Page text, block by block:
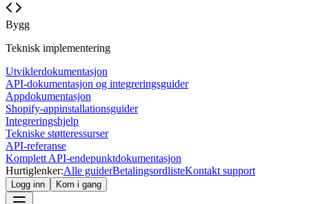
Bygg
Teknisk implementering
Utviklerdokumentasjon
API-dokumentasjon og integreringsguider
Appdokumentasjon
Shopify-appinstallationsguider
Integreringshjelp
Tekniske støtteressurser
API-referanse
Komplett API-endepunktdokumentasjon
Hurtiglenker:Alle guiderBetalingsordlisteKontakt support
Logg inn Kom i gang